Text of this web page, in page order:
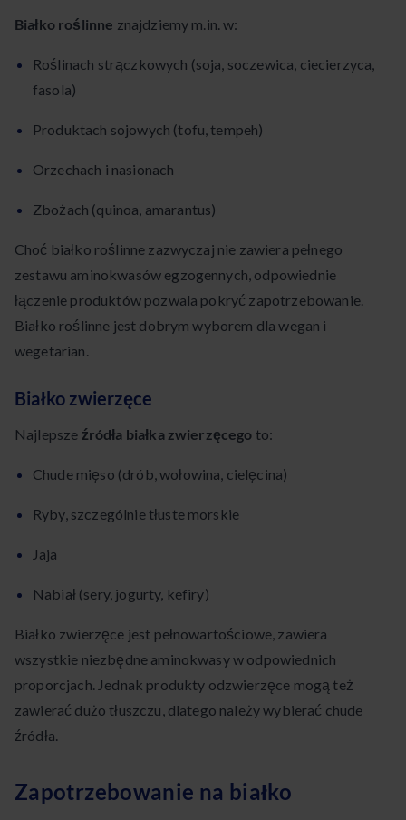
Białko roślinne znajdziemy m.in. w:
Roślinach strączkowych (soja, soczewica, ciecierzyca,
fasola)
Produktach sojowych (tofu, tempeh)
Orzechach i nasionach
Zbożach (quinoa, amarantus)
Choć białko roślinne zazwyczaj nie zawiera pełnego
zestawu aminokwasów egzogennych, odpowiednie
łączenie produktów pozwala pokryć zapotrzebowanie.
Białko roślinne jest dobrym wyborem dla wegan i
wegetarian.
Białko zwierzęce
Najlepsze źródła białka zwierzęcego to:
Chude mięso (drób, wołowina, cielęcina)
Ryby, szczególnie tłuste morskie
Jaja
Nabiał (sery, jogurty, kefiry)
Białko zwierzęce jest pełnowartościowe, zawiera
wszystkie niezbędne aminokwasy w odpowiednich
proporcjach. Jednak produkty odzwierzęce mogą też
zawierać dużo tłuszczu, dlatego należy wybierać chude
źródła.
Zapotrzebowanie na białko